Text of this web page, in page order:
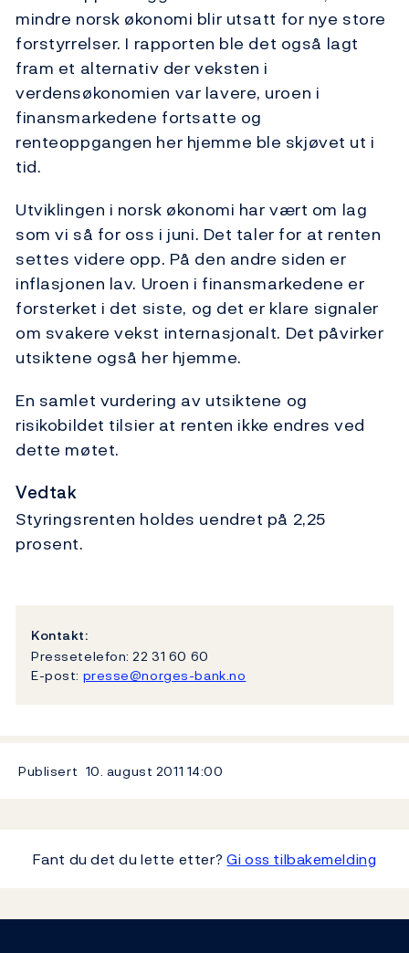
mindre norsk økonomi blir utsatt for nye store
forstyrrelser. I rapporten ble det også lagt
fram et alternativ der veksten i
verdensøkonomien var lavere, uroen i
finansmarkedene fortsatte og
renteoppgangen her hjemme ble skjøvet ut i
tid.
Utviklingen i norsk økonomi har vært om lag
som vi så for oss i juni. Det taler for at renten
settes videre opp. På den andre siden er
inflasjonen lav. Uroen i finansmarkedene er
forsterket i det siste, og det er klare signaler
om svakere vekst internasjonalt. Det påvirker
utsiktene også her hjemme.
En samlet vurdering av utsiktene og
risikobildet tilsier at renten ikke endres ved
dette møtet.
Vedtak
Styringsrenten holdes uendret på 2,25
prosent.
Kontakt:
Pressetelefon: 22 31 60 60
E-post: presse@norges-bank.no
Publisert 10. august 2011 14:00
Fant du det du lette etter?Gi oss tilbakemelding